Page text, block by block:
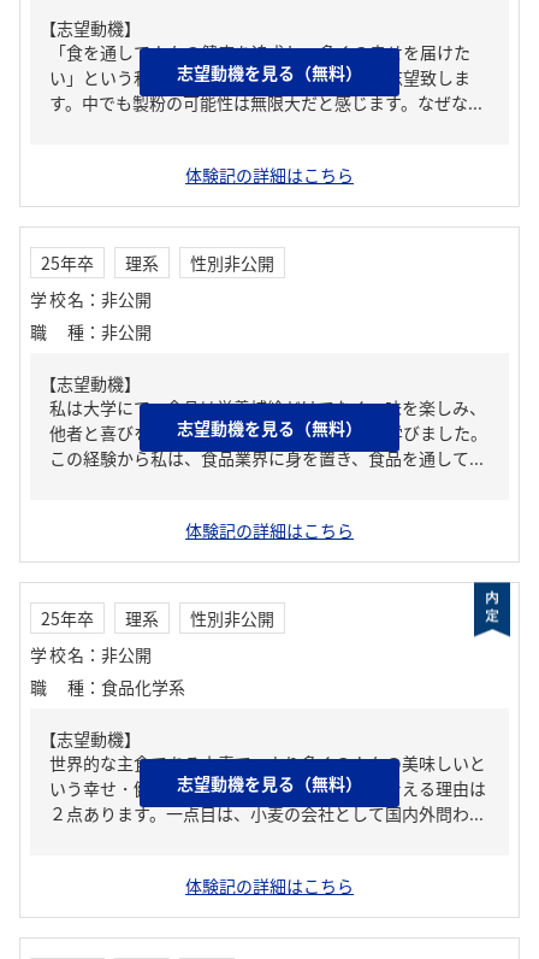
【志望動機】
「食を通して人々の健康を追求し、多くの幸せを届けた
い」という私の想いを実現するために貴社を志望致しま
す。中でも製粉の可能性は無限大だと感じます。なぜな...
体験記の詳細はこちら
志望動機を見る（無料）
25年卒 理系
性別非公開
学校名 ： 非公開
職種 ： 非公開
【志望動機】
私は大学にて、食品は栄養補給だけでなく、味を楽しみ、
他者と喜びを分かち合う役割も担っていると学びました。
この経験から私は、食品業界に身を置き、食品を通して...
体験記の詳細はこちら
志望動機を見る（無料）
25年卒 理系
性別非公開
学校名 ： 非公開
職種 ： 食品化学系
【志望動機】
世界的な主食である小麦で、より多くの人々の美味しいと
いう幸せ・健康に貢献できるからです。そう考える理由は
２点あります。一点目は、小麦の会社として国内外問わ...
体験記の詳細はこちら
志望動機を見る（無料）